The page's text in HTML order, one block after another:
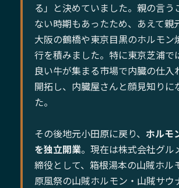
る」と決めていました。親の言う
ない時期もあったため、あえて親
大阪の鶴橋や東京目黒のホルモン
行を積みました。特に東京芝浦で
良い牛が集まる市場で内臓の仕入
開拓し、内臓屋さんと顔見知りに
た。
その後地元小田原に戻り、 ホルモ
を独立開業。現在は株式会社グル
締役として、箱根湯本の山賊ホル
原風祭の山賊ホルモン・山賊サウ